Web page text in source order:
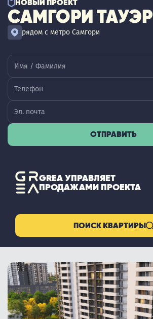
НОВЫЙ ПРОЕКТ
САМГОРИ ТАУЭР
рядом с метро Самгори
ОТПРАВИТЬ
GREA УПРАВЛЯЕТ
ПРОДАЖАМИ ПРОЕКТА
ПОИСК КВАРТИРЫ